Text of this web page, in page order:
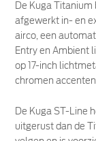
De Kuga Titanium
afgewerkt in- en
airco, een
Entry en Ambient
op 17-inch
chromen
De Kuga ST-Line
uitgerust dan de